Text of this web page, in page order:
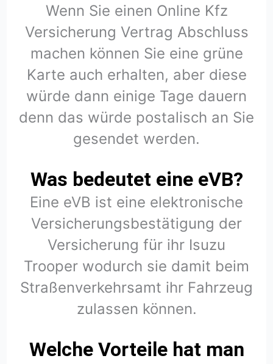
Wenn Sie einen Online Kfz
Versicherung Vertrag Abschluss
machen können Sie eine grüne
Karte auch erhalten, aber diese
würde dann einige Tage dauern
denn das würde postalisch an Sie
gesendet werden.
Was bedeutet eine eVB?
Eine eVB ist eine elektronische
Versicherungsbestätigung der
Versicherung für ihr Isuzu
Trooper wodurch sie damit beim
Straßenverkehrsamt ihr Fahrzeug
zulassen können.
Welche Vorteile hat man